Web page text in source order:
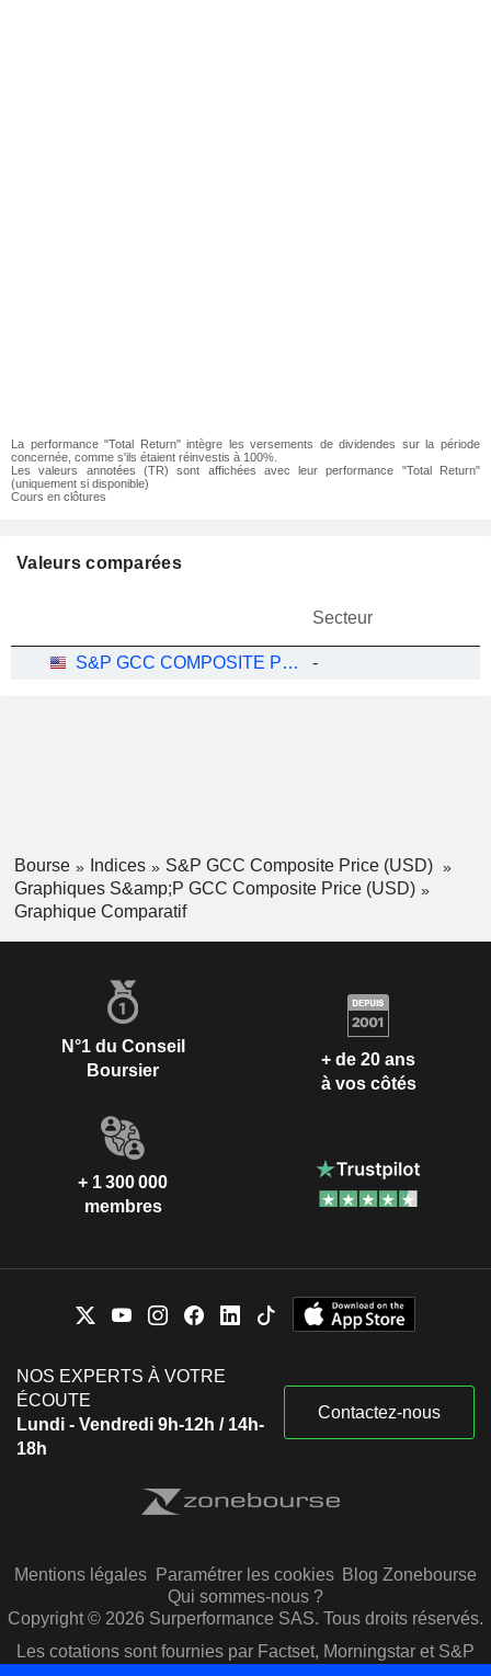
La performance "Total Return" intègre les versements de dividendes sur la période
concernée, comme s'ils étaient réinvestis à 100%.
Les valeurs annotées (TR) sont affichées avec leur performance "Total Return"
(uniquement si disponible)
Cours en clôtures
Valeurs comparées
Secteur
S&P GCC COMPOSITE PRICE (USD) -
Bourse Indices
S&P GCC Composite Price (USD)
Graphiques S&amp;P GCC Composite Price (USD)
Graphique Comparatif
N°1 du Conseil
Boursier
+ de 20 ans
à vos côtés
+ 1 300 000
membres
NOS EXPERTS À VOTRE
ÉCOUTE
Lundi - Vendredi 9h-12h / 14h-
18h
Contactez-nous
Mentions légales Paramétrer les cookies Blog Zonebourse
Qui sommes-nous ?
Copyright © 2026 Surperformance SAS. Tous droits réservés.
Les cotations sont fournies par Factset, Morningstar et S&P